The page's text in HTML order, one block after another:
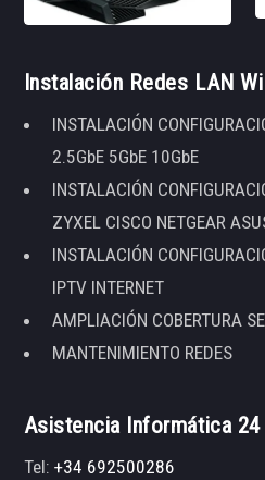
Instalación Redes LAN
INSTALACIÓN
2.5GbE 5GbE 10GbE
INSTALACIÓN
ZYXEL CISCO NETGEAR
INSTALACIÓN
IPTV INTERNET
AMPLIACIÓN COBERTURA
MANTENIMIENTO REDES
Asistencia Informática 24
Tel:+34 692500286